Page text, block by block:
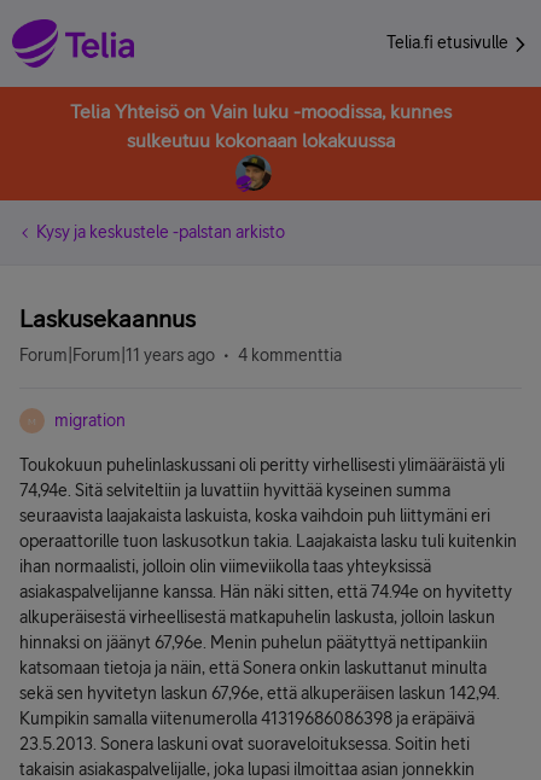
Telia.fi etusivulle
Telia Yhteisö on Vain luku -moodissa, kunnes
sulkeutuu kokonaan lokakuussa
Kysy ja keskustele -palstan arkisto
Laskusekaannus
Forum|Forum|11 years ago 4 kommenttia
M migration
Toukokuun puhelinlaskussani oli peritty virhellisesti ylimääräistä yli
74,94e. Sitä selviteltiin ja luvattiin hyvittää kyseinen summa
seuraavista laajakaista laskuista, koska vaihdoin puh liittymäni eri
operaattorille tuon laskusotkun takia. Laajakaista lasku tuli kuitenkin
ihan normaalisti, jolloin olin viimeviikolla taas yhteyksissä
asiakaspalvelijanne kanssa. Hän näki sitten, että 74.94e on hyvitetty
alkuperäisestä virheellisestä matkapuhelin laskusta, jolloin laskun
hinnaksi on jäänyt 67,96e. Menin puhelun päätyttyä nettipankiin
katsomaan tietoja ja näin, että Sonera onkin laskuttanut minulta
sekä sen hyvitetyn laskun 67,96e, että alkuperäisen laskun 142,94.
Kumpikin samalla viitenumerolla 41319686086398 ja eräpäivä
23.5.2013. Sonera laskuni ovat suoraveloituksessa. Soitin heti
takaisin asiakaspalvelijalle, joka lupasi ilmoittaa asian jonnekkin